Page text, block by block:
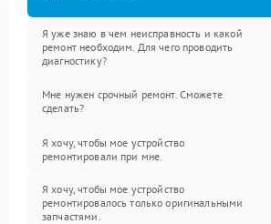
Я уже знаю в чем неисправность и какой
ремонт необходим. Для чего проводить
диагностику?
Мне нужен срочный ремонт. Сможете
сделать?
Я хочу, чтобы мое устройство
ремонтировали при мне.
Я хочу, чтобы мое устройство
ремонтировалось только оригинальными
запчастями.